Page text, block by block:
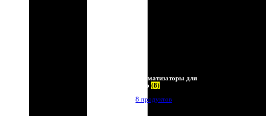
Ароматизаторы для
авто (8)
8 продуктов